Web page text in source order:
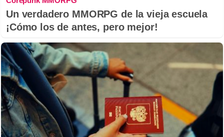
Un verdadero MMORPG de la vieja escuela
¡Cómo los de antes, pero mejor!